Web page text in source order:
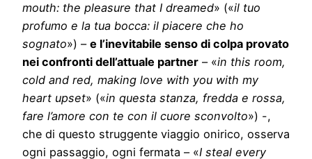
mouth: the pleasure that I dreamed» («il tuo
profumo e la tua bocca: il piacere che ho
sognato») – e l’inevitabile senso di colpa provato
nei confronti dell’attuale partner – «in this room,
cold and red, making love with you with my
heart upset» («in questa stanza, fredda e rossa,
fare l’amore con te con il cuore sconvolto») -,
che di questo struggente viaggio onirico, osserva
ogni passaggio, ogni fermata – «I steal every